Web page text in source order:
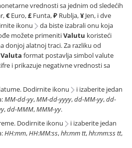
vrednosti sa jednim od sledećih
€Euro,£Funta,₽ Rublja,¥Jen, i dve
ikonu
da biste izabrali onu koja
možete primenitiValutu koristeći
donjoj alatnoj traci. Za razliku od
Valuta format postavlja simbol valute
i prikazuje negativne vrednosti sa
Dodirnite ikonu
i izaberite jedan
MM-dd-yy,MM-dd-yyyy,dd-MM-yy,dd-
,dd-MMM,MMM-yy.
Dodirnite ikonu
i izaberite jedan
HH:mm,HH:MM:ss,hh:mm tt,hh:mm:ss tt,